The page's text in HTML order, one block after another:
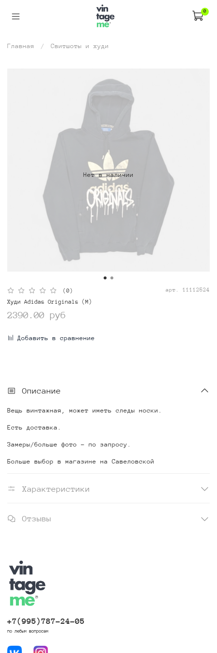
0
Главная Свитшоты и худи
Нет в наличии
(0) арт. 11112524
Худи Adidas Originals (M)
2390.00 руб
Добавить в сравнение
Описание
Вещь винтажная, может иметь следы носки.
Есть доставка.
Замеры/больше фото - по запросу.
Больше выбор в магазине на Савеловской
Характеристики
Отзывы
+7(995)787-24-05
по любым вопросам